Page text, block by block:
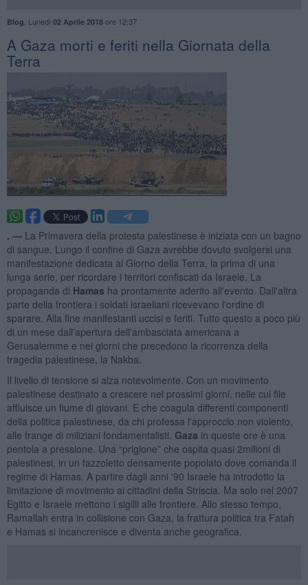
Blog Lunedì 02 Aprile 2018ore 12:37
A Gaza morti e feriti nella Giornata della
Terra
. — La Primavera della protesta palestinese è iniziata con un bagno
di sangue. Lungo il confine di Gaza avrebbe dovuto svolgersi una
manifestazione dedicata al Giorno della Terra, la prima di una
lunga serie, per ricordare i territori confiscati da Israele. La
propaganda di Hamas ha prontamente aderito all'evento. Dall'altra
parte della frontiera i soldati israeliani ricevevano l'ordine di
sparare. Alla fine manifestanti uccisi e feriti. Tutto questo a poco più
di un mese dall'apertura dell'ambasciata americana a
Gerusalemme e nei giorni che precedono la ricorrenza della
tragedia palestinese, la Nakba.
Il livello di tensione si alza notevolmente. Con un movimento
palestinese destinato a crescere nei prossimi giorni, nelle cui file
affluisce un fiume di giovani. E che coagula differenti componenti
della politica palestinese, da chi professa l'approccio non violento,
alle frange di miliziani fondamentalisti. Gaza in queste ore è una
pentola a pressione. Una “prigione” che ospita quasi 2milioni di
palestinesi, in un fazzoletto densamente popolato dove comanda il
regime di Hamas. A partire dagli anni '90 Israele ha introdotto la
limitazione di movimento ai cittadini della Striscia. Ma solo nel 2007
Egitto e Israele mettono i sigilli alle frontiere. Allo stesso tempo,
Ramallah entra in collisione con Gaza, la frattura politica tra Fatah
e Hamas si incancrenisce e diventa anche geografica.